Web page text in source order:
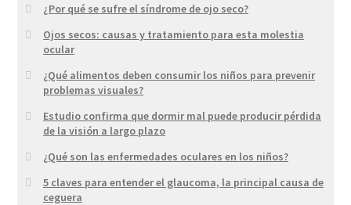
¿Por qué se sufre el síndrome de ojo seco?
Ojos secos: causas y tratamiento para esta molestia
ocular
¿Qué alimentos deben consumir los niños para prevenir
problemas visuales?
Estudio confirma que dormir mal puede producir pérdida
de la visión a largo plazo
¿Qué son las enfermedades oculares en los niños?
5 claves para entender el glaucoma, la principal causa de
ceguera